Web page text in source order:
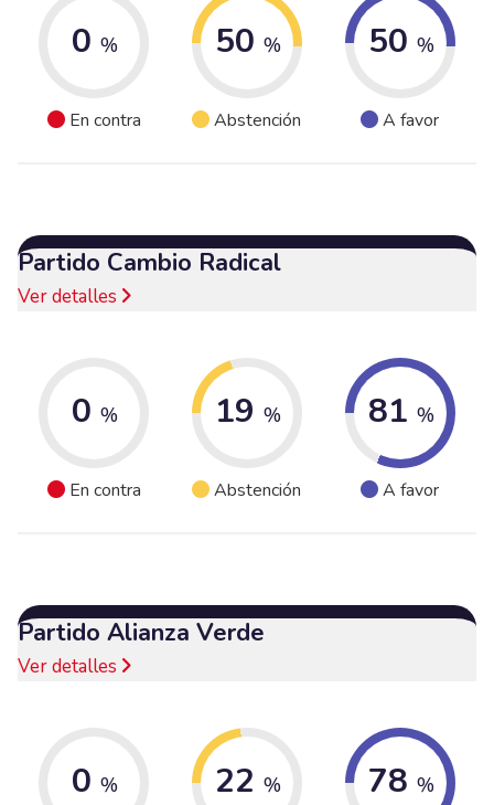
0 %
En contra
50 %
Abstención
50 %
A favor
Partido Cambio Radical
Ver detalles
0 %
En contra
19 %
Abstención
81 %
A favor
Partido Alianza Verde
Ver detalles
0 % 22 % 78 %